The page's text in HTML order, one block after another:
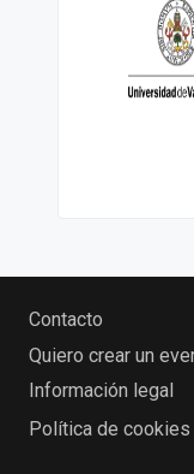
Contacto
Quiero crear un
Información legal
Política de cookies